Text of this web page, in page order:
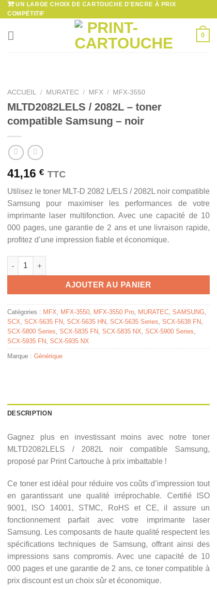
Passer
au
contenu
UN LARGE CHOIX DE CARTOUCHE D'ENCRE À PRIX
COMPÉTITIF
0
ACCUEIL / MURATEC / MFX / MFX-3550
MLTD2082LELS / 2082L – toner
compatible Samsung – noir
41,16 € TTC
Utilisez le toner MLT-D 2082 L/ELS / 2082L noir compatible
Samsung pour maximiser les performances de votre
imprimante laser multifonction. Avec une capacité de 10
000 pages, une garantie de 2 ans et une livraison rapide,
profitez d’une impression fiable et économique.
quantité de MLTD2082LELS / 2082L - toner compatible
AJOUTER AU PANIER
Catégories : MFX, MFX-3550, MFX-3550 Pro, MURATEC, SAMSUNG,
SCX, SCX-5635 FN, SCX-5635 HN, SCX-5635 Series, SCX-5638 FN,
SCX-5800 Series, SCX-5835 FN, SCX-5835 NX, SCX-5900 Series,
SCX-5935 FN, SCX-5935 NX
Marque : Générique
DESCRIPTION
Gagnez plus en investissant moins avec notre toner
MLTD2082LELS / 2082L noir compatible Samsung,
proposé par Print Cartouche à prix imbattable !
Ce toner est idéal pour réduire vos coûts d’impression tout
en garantissant une qualité irréprochable. Certifié ISO
9001, ISO 14001, STMC, RoHS et CE, il assure un
fonctionnement parfait avec votre imprimante laser
Samsung. Les composants de haute qualité respectent les
spécifications techniques de Samsung, offrant ainsi des
impressions sans compromis. Avec une capacité de 10
000 pages et une garantie de 2 ans, ce toner compatible à
prix discount est un choix sûr et économique.